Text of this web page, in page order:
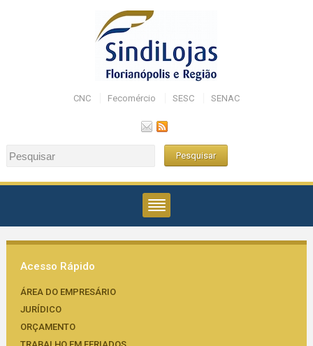
CNC Fecomércio SESC SENAC
Acesso Rápido
ÁREA DO EMPRESÁRIO
JURÍDICO
ORÇAMENTO